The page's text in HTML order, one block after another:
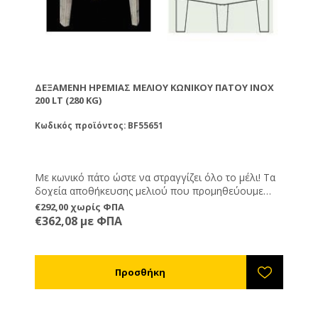
ΔΕΞΑΜΕΝΉ ΗΡΕΜΊΑΣ ΜΕΛΙΟΎ ΚΩΝΙΚΟΎ ΠΆΤΟΥ INOX
200 LT (280 KG)
Κωδικός προϊόντος: BF55651
Με κωνικό πάτο ώστε να στραγγίζει όλο το μέλι! Τα
δοχεία αποθήκευσης μελιού που προμηθεύουμε
είναι κατασκευασμένα με την μέθοδο “robot-TIG”,
κόλλημα απρόσωπο-πρόσωπο. Με αυτή την τεχνική
δεν υπάρχει γωνία ή εσοχή σε κανένα μέρος του
μικροβίων. Τα δοχεία είναι μέσα αποθήκευσης
μελιού και όχι μηχανήματα. Η μοναδική ενέργεια που
€292,00 χωρίς ΦΠΑ
€362,08 με ΦΠΑ